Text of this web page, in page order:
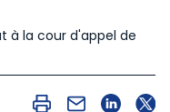
à la cour d'appel de